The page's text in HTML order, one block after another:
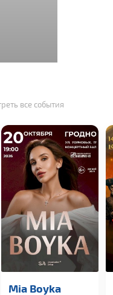
все события
Mia Boyka